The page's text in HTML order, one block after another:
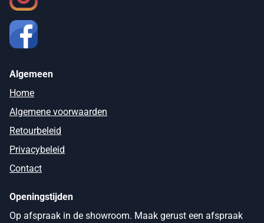
Algemeen
Home
Algemene voorwaarden
Retourbeleid
Privacybeleid
Contact
Openingstijden
Op afspraak in de showroom. Maak gerust een afspraak